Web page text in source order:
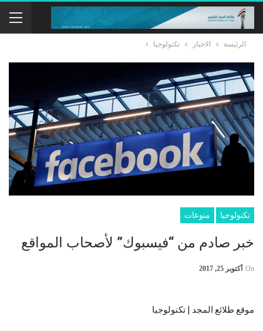
الرئيسة الاخبار تكنولوجيا
تكنولوجيا منوعات
خبر صادم من “فيسبوك” لأصحاب المواقع
On أكتوبر 25, 2017
موقع طلائع المجد | تكنولوجيا